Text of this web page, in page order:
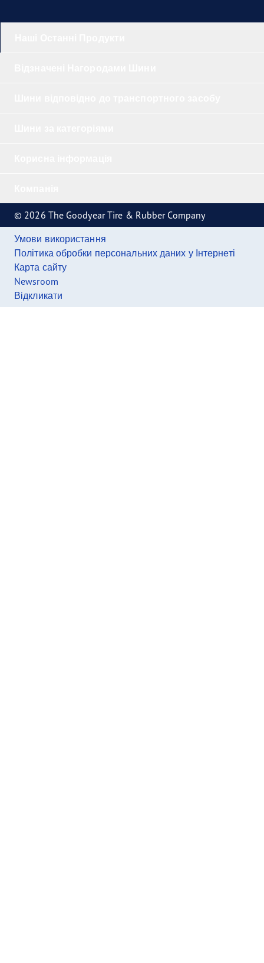
© 2026 The Goodyear Tire & Rubber Company
Умови використання
Політика обробки персональних даних у Інтернеті
Карта сайту
Newsroom
Відкликати